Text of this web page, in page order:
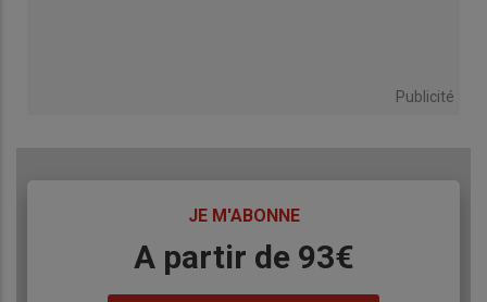
Publicité
JE M'ABONNE
A partir de 93€